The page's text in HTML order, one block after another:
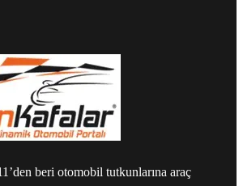
beri otomobil tutkunlarına araç